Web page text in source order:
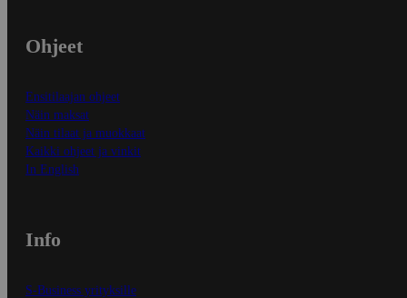
Ohjeet
Ensitilaajan ohjeet
Näin maksat
Näin tilaat ja muokkaat
Kaikki ohjeet ja vinkit
In English
Info
S-Business yrityksille